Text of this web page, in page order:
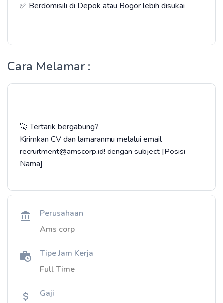
✅ Berdomisili di Depok atau Bogor lebih disukai
Cara Melamar :
🚀 Tertarik bergabung?
Kirimkan CV dan lamaranmu melalui email
recruitment@amscorp.id! dengan subject [Posisi -
Nama]
Perusahaan
Ams corp
Tipe Jam Kerja
Full Time
Gaji